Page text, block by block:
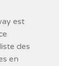
est
des
en